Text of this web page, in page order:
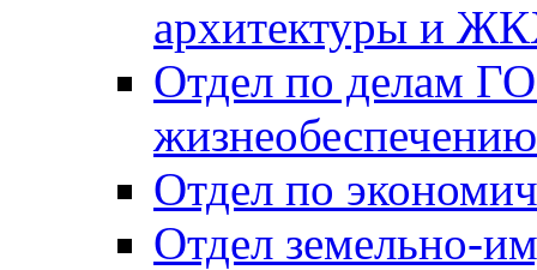
архитектуры и
Отдел по делам
Отдел по
Отдел земельно-